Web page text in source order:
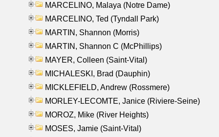
MARCELINO, Malaya (Notre Dame)
MARCELINO, Ted (Tyndall Park)
MARTIN, Shannon (Morris)
MARTIN, Shannon C (McPhillips)
MAYER, Colleen (Saint-Vital)
MICHALESKI, Brad (Dauphin)
MICKLEFIELD, Andrew (Rossmere)
MORLEY-LECOMTE, Janice (Riviere-Seine)
MOROZ, Mike (River Heights)
MOSES, Jamie (Saint-Vital)